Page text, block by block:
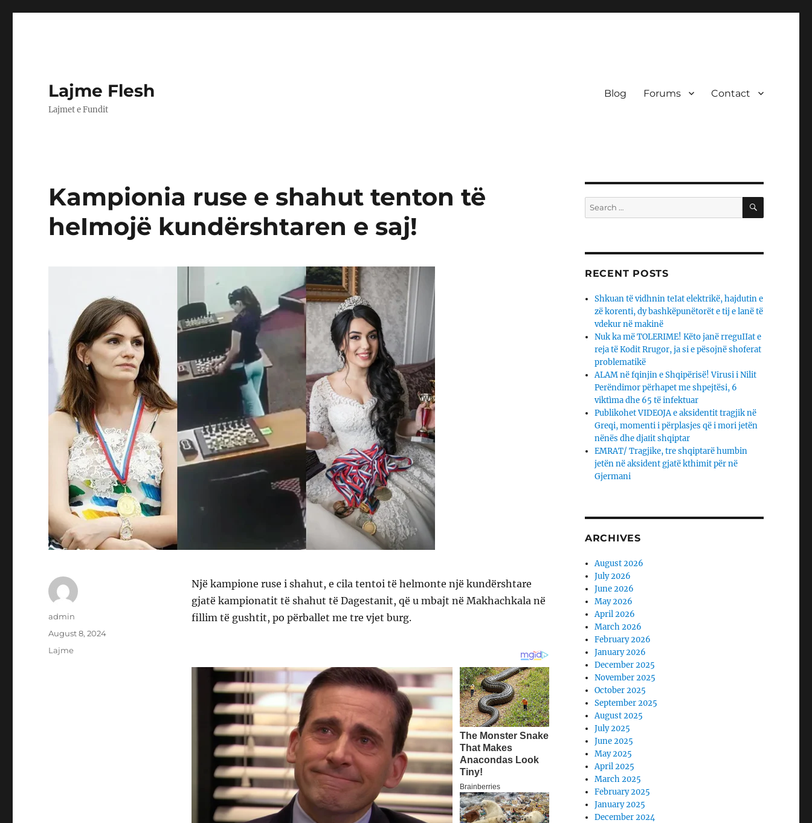
Lajme Flesh
Lajmet e Fundit
Blog Forums Contact
Kampionia ruse e shahut tenton të
heImojë kundërshtaren e saj!
Një kampione ruse i shahut, e cila tentoi të helmonte një kundërshtare
gjatë kampionatit të shahut të Dagestanit, që u mbajt në Makhachkala në
fillim të gushtit, po përballet me tre vjet burg.
Author
admin
Posted
August 8, 2024
Categories
Lajme
Search
for:
SEARCH
RECENT POSTS
Shkuan të vidhnin teIat elektrikë, hajdutin e
zë korenti, dy bashkëpunëtorët e tij e lanë të
vdekur në makinë
Nuk ka më TOLERIME! Këto janë rreguIIat e
reja të Kodit Rrugor, ja si e pësojnë shoferat
problematikë
ALAM në fqinjin e Shqipërisë! Virusi i Nilit
Perëndimor përhapet me shpejtësi, 6
viktìma dhe 65 të infektuar
Publikohet VIDEOJA e aksidentit tragjik në
Greqi, momenti i përplasjes që i mori jetën
nënës dhe djaΙit shqiptar
EMRAT/ Tragjike, tre shqiptarë humbin
jetën në aksident gjatë kthimit për në
Gjermani
ARCHIVES
August 2026
July 2026
June 2026
May 2026
April 2026
March 2026
February 2026
January 2026
December 2025
November 2025
October 2025
September 2025
August 2025
July 2025
June 2025
May 2025
April 2025
March 2025
February 2025
January 2025
December 2024